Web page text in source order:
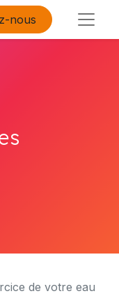
nous
de votre eau